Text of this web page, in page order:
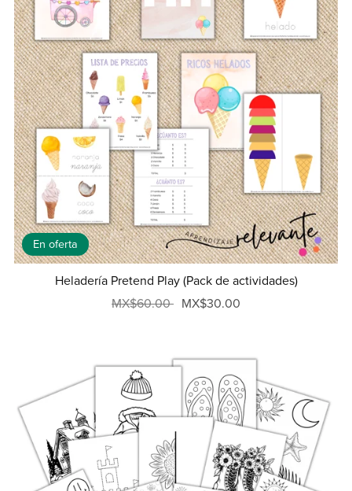
En oferta
Heladería Pretend Play (Pack de actividades)
MX$60.00 MX$30.00